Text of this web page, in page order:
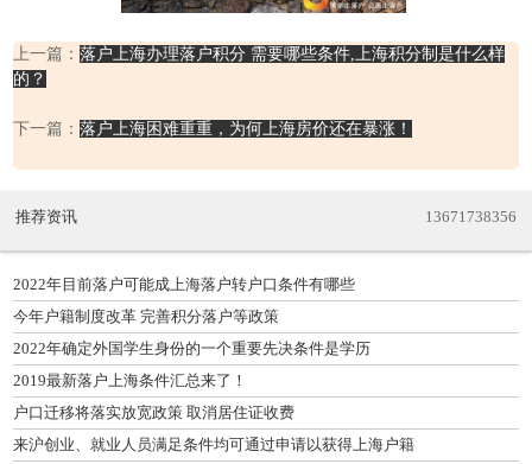
上一篇： 落户上海办理落户积分 需要哪些条件,上海积分制是什么样
的？
下一篇： 落户上海困难重重，为何上海房价还在暴涨！
推荐资讯 13671738356
2022年目前落户可能成上海落户转户口条件有哪些
今年户籍制度改革 完善积分落户等政策
2022年确定外国学生身份的一个重要先决条件是学历
2019最新落户上海条件汇总来了！
户口迁移将落实放宽政策 取消居住证收费
来沪创业、就业人员满足条件均可通过申请以获得上海户籍